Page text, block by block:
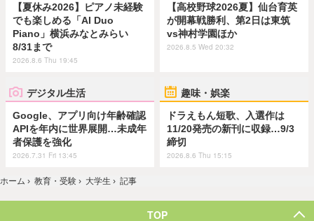
【夏休み2026】ピアノ未経験
でも楽しめる「AI Duo
Piano」横浜みなとみらい
8/31まで
2026.8.6 Thu 19:45
【高校野球2026夏】仙台育英
が開幕戦勝利、第2日は東筑
vs神村学園ほか
2026.8.5 Wed 20:32
デジタル生活
Google、アプリ向け年齢確認
APIを年内に世界展開…未成年
者保護を強化
2026.7.31 Fri 13:45
趣味・娯楽
ドラえもん短歌、入選作は
11/20発売の新刊に収録…9/3
締切
2026.8.6 Thu 15:15
ホーム › 教育・受験 › 大学生 › 記事
TOP